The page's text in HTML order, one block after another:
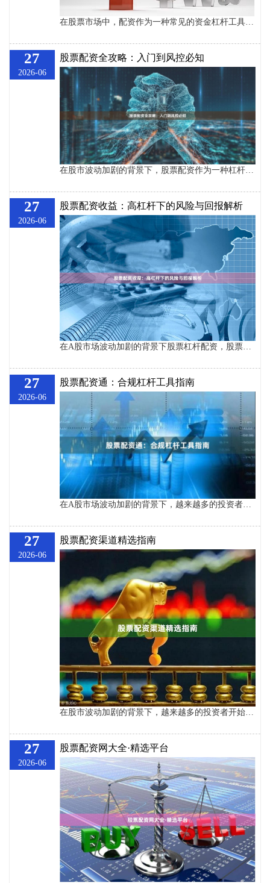
27
2026-06
股票配资全攻略：入门到风控必知
在股市波动加剧的背景下，股票配资作为一种杠杆投资工具，正吸引越来越多投资者的关注。本文将从入门知识、操作流程、风险控制三个维度，为您系统梳理股票配资的核心要点。 ## 一、股票配资入门基础 股票配资本质上是资金借贷行为。投资者通过配资平台，以自有资金作为保证金，获得数倍于本金的操盘资金。例如，1万元本金选择5倍杠杆，实际可操作资金为6万元。这种模式放大了收益空间，同时也成倍增加了风险。 ## 二、配资操作全流程 1. **选择平台**：优先考虑持有正规牌照、运营时间超过3年的平台，避免使用非正
27
2026-06
股票配资收益：高杠杆下的风险与回报解析
27
2026-06
股票配资通：合规杠杆工具指南
在A股市场波动加剧的背景下，越来越多的投资者开始关注杠杆工具的使用。股票配资作为放大资金的手段，既能提升收益潜力，也伴随着相应的风险。本文将为您系统梳理合规杠杆工具的核心要点股票杠杆配资，帮助您在合法框架内合理运用配资。 ## 一、合规配资的基本特征 合规的股票配资平台通常具备以下特征：一是持牌经营，具备融资融券业务资质或与之相关的合法金融牌照；二是资金流向透明，客户资金与平台自有资金严格隔离；三是杠杆比例合理，通常控制在1:1至1:5之间，符合监管要求。 ## 二、杠杆工具的选择策略 投资者
27
2026-06
股票配资渠道精选指南
27
2026-06
股票配资网大全·精选平台